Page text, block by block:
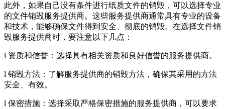
此外，如果自己没有条件进行纸质文件的销毁，可以选择专业
的文件销毁服务提供商。这些服务提供商通常具有专业的设备
和技术，能够确保文件得到安全、彻底的销毁。在选择文件销
毁服务提供商时，要注意以下几点：
l 资质和信誉：选择具有相关资质和良好信誉的服务提供商。
l 销毁方法：了解服务提供商的销毁方法，确保其采用的方法
安全、有效。
l 保密措施：选择采取严格保密措施的服务提供商，可以要求